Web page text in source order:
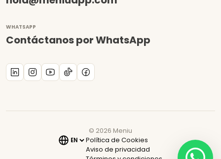
WHATSAPP
Contáctanos por WhatsApp
© 2026 Meniu
Política de Cookies
Aviso de privacidad